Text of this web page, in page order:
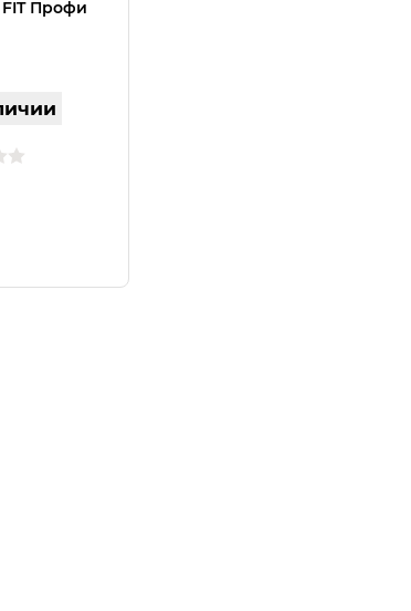
FIT Профи